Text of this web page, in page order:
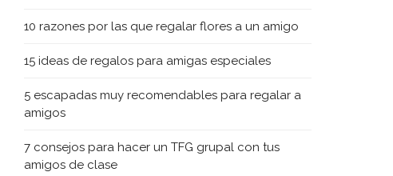
10 razones por las que regalar flores a un amigo
15 ideas de regalos para amigas especiales
5 escapadas muy recomendables para regalar a
amigos
7 consejos para hacer un TFG grupal con tus
amigos de clase